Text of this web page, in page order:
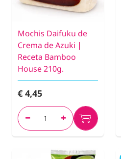
Mochis Daifuku de
Crema de Azuki |
Receta Bamboo
House 210g.
€ 4,45